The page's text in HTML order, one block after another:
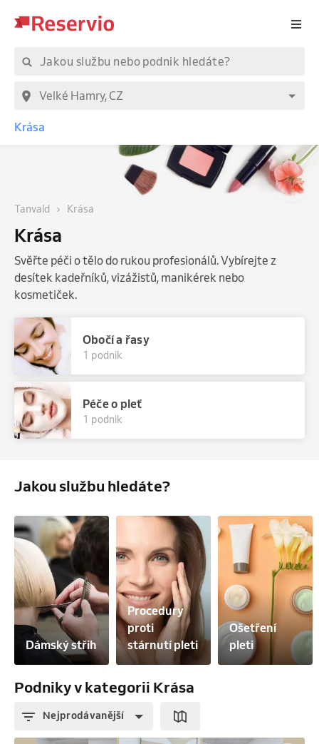
Krása
Tanvald Krása
Krása
Svěřte péči o tělo do rukou profesionálů. Vybírejte z
desítek kadeřníků, vizážistů, manikérek nebo
kosmetiček.
Obočí a řasy
1 podnik
Péče o pleť
1 podnik
Jakou službu hledáte?
Dámský střih
Procedury
proti
stárnutí pleti
Ošetření
pleti
Podniky v kategorii Krása
Nejprodávanější